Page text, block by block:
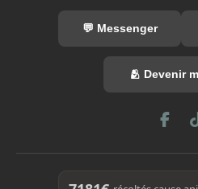
💬 Messenger
🫂 Devenir
F
c
o